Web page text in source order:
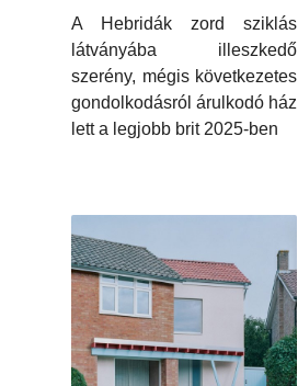
A Hebridák zord sziklás
látványába illeszkedő
szerény, mégis következetes
gondolkodásról árulkodó ház
lett a legjobb brit 2025-ben